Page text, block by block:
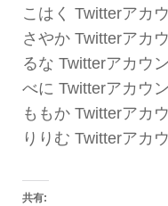
こはく Twitterアカ
さやか Twitterアカ
るな Twitterアカウン
べに Twitterアカウン
ももか Twitterアカ
りりむ Twitterアカ
共有: